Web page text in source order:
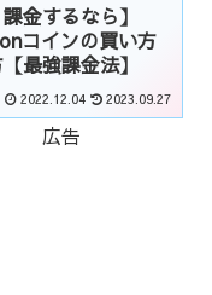
課金するなら】
コインの買い方
最強課金法】
2022.12.04 2023.09.27
広告